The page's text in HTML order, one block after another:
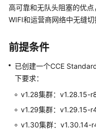
公
告
品
介
绍
计
费
明
高可靠和无队头阻塞的优
WIFI和运营商网络中无缝切
前提条件
已创建一个CCE
下要求：
v1.28集群：v1.28.15-
v1.29集群：v1.29.15-
v1.30集群：v1.30.14-